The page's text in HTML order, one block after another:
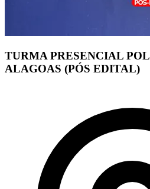
TURMA PRESENCIAL
ALAGOAS (PÓS EDITAL)